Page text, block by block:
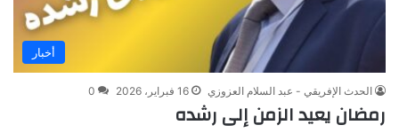
أخبار
الحدث الإفريقي - عبد السلام العزوزي 16 فبراير، 2026 0
رمضان يعيد الزمن إلى رشده